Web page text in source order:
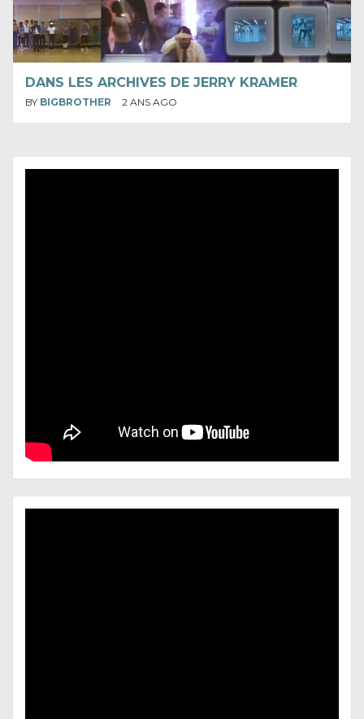
DANS LES ARCHIVES DE JERRY KRAMER
BY BIGBROTHER 2 ANS AGO